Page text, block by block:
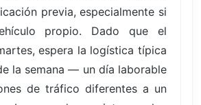
previa, especialmente si
propio. Dado que el
espera la logística típica
la semana — un día laborable
de tráfico diferentes a un